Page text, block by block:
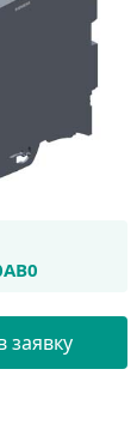
заявку